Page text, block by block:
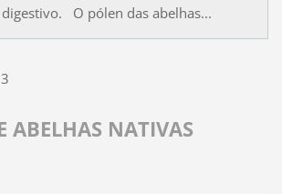
O pólen das abelhas...
ABELHAS NATIVAS